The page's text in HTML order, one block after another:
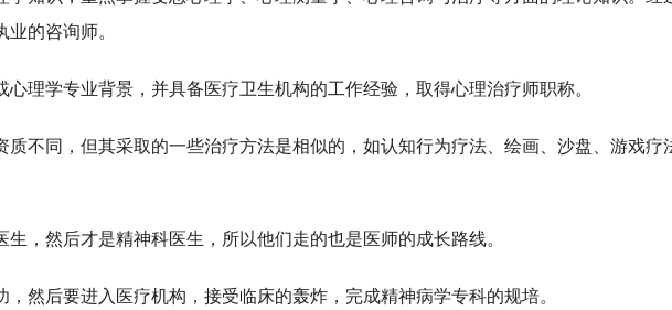
业的咨询师。
心理学专业背景，并具备医疗卫生机构的工作经验，取得心理治疗师职称。
不同，但其采取的一些治疗方法是相似的，如认知行为疗法、绘画、沙盘、游戏疗
生，然后才是精神科医生，所以他们走的也是医师的成长路线。
然后要进入医疗机构，接受临床的轰炸，完成精神病学专科的规培。